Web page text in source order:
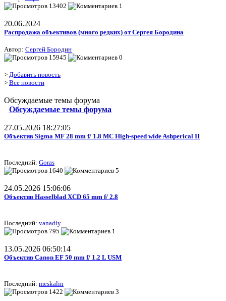
13402
1
20.06.2024
Распродажа объективов (много редких) от Сергея Бородина
Автор: Сергей Бородин
15945
0
> Добавить новость
> Все новости
Обсуждаемые темы форума
Обсуждаемые темы форума
27.05.2026 18:27:05
Объектив Sigma MF 28 mm f/ 1.8 MC High-speed wide Ashperical II
Последний: Goras
1640
5
24.05.2026 15:06:06
Объектив Hasselblad XCD 65 mm f/ 2.8
Последний: vanadiy
795
1
13.05.2026 06:50:14
Объектив Canon EF 50 mm f/ 1.2 L USM
Последний: meskalin
1422
3